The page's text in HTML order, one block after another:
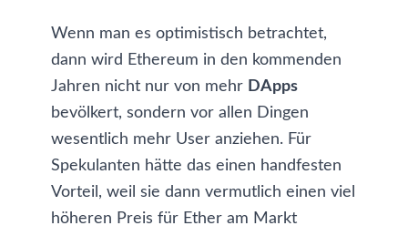
Wenn man es optimistisch betrachtet,
dann wird Ethereum in den kommenden
Jahren nicht nur von mehr DApps
bevölkert, sondern vor allen Dingen
wesentlich mehr User anziehen. Für
Spekulanten hätte das einen handfesten
Vorteil, weil sie dann vermutlich einen viel
höheren Preis für Ether am Markt